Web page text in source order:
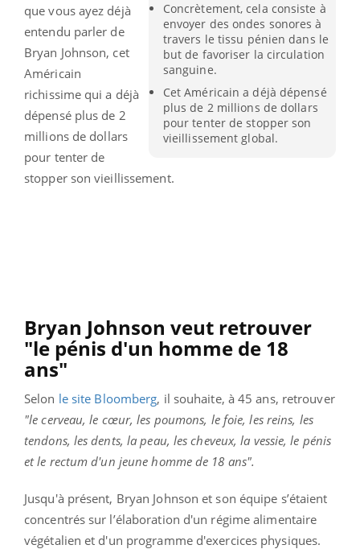
Concrètement, cela consiste à
envoyer des ondes sonores à
travers le tissu pénien dans le
but de favoriser la circulation
sanguine.
Cet Américain a déjà dépensé
plus de 2 millions de dollars
pour tenter de stopper son
vieillissement global.
que vous ayez déjà
entendu parler de
Bryan Johnson, cet
Américain
richissime qui a déjà
dépensé plus de 2
millions de dollars
pour tenter de
stopper son vieillissement.
Bryan Johnson veut retrouver
"le pénis d'un homme de 18
ans"
Selon le site Bloomberg, il souhaite, à 45 ans, retrouver
"le cerveau, le cœur, les poumons, le foie, les reins, les
tendons, les dents, la peau, les cheveux, la vessie, le pénis
et le rectum d'un jeune homme de 18 ans".
Jusqu'à présent, Bryan Johnson et son équipe s’étaient
concentrés sur l’élaboration d'un régime alimentaire
végétalien et d'un programme d'exercices physiques.